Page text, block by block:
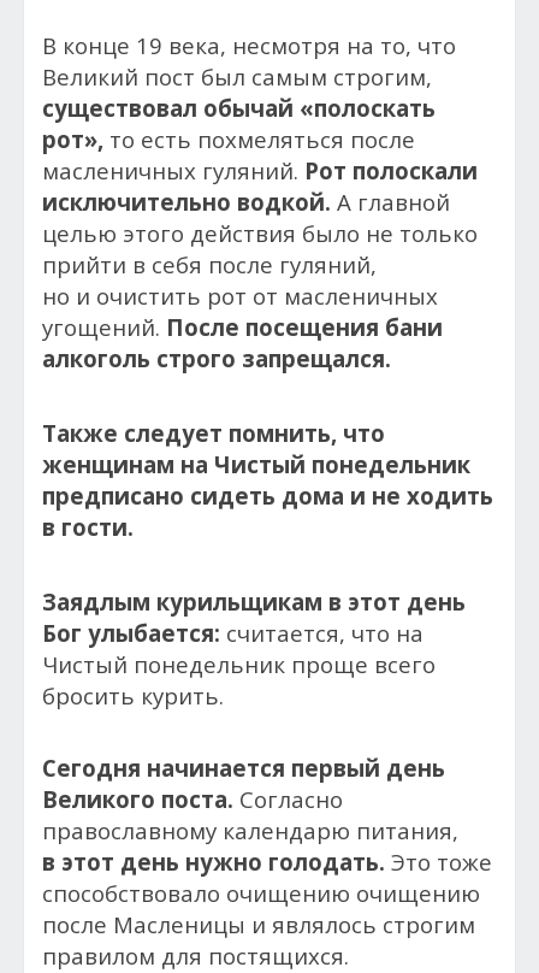
В конце 19 века, несмотря на то, что
Великий пост был самым строгим,
существовал обычай «полоскать
рот», то есть похмеляться после
масленичных гуляний. Рот полоскали
исключительно водкой. А главной
целью этого действия было не только
прийти в себя после гуляний,
но и очистить рот от масленичных
угощений. После посещения бани
алкоголь строго запрещался.
Также следует помнить, что
женщинам на Чистый понедельник
предписано сидеть дома и не ходить
в гости.
Заядлым курильщикам в этот день
Бог улыбается: считается, что на
Чистый понедельник проще всего
бросить курить.
Сегодня начинается первый день
Великого поста. Согласно
православному календарю питания,
в этот день нужно голодать. Это тоже
способствовало очищению очищению
после Масленицы и являлось строгим
правилом для постящихся.